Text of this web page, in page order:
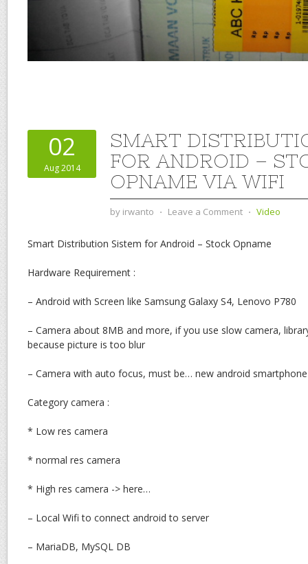
02
Aug 2014
SMART
FOR ANDROID –
OPNAME VIA WIFI
by irwanto ⋅ Leave a Comment ⋅ Video
Smart Distribution Sistem for Android – Stock Opname
Hardware Requirement :
– Android with Screen like Samsung Galaxy S4, Lenovo P780
– Camera about 8MB and more, if you use slow camera,
because picture is too blur
– Camera with auto focus, must be… new android
Category camera :
* Low res camera
* normal res camera
* High res camera -> here…
– Local Wifi to connect android to server
– MariaDB, MySQL DB